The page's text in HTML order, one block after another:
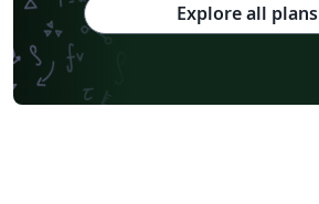
Explore all plans